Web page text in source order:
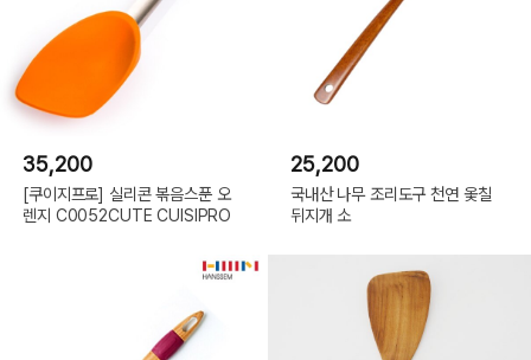
35,200
[쿠이지프로] 실리콘 볶음스푼 오
렌지 C0052CUTE CUISIPRO
25,200
국내산 나무 조리도구 천연 옻칠
뒤지개 소